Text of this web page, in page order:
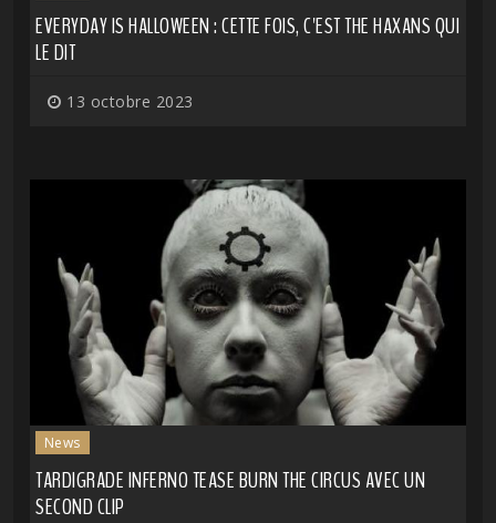
EVERYDAY IS HALLOWEEN : CETTE FOIS, C'EST THE HAXANS QUI
LE DIT
13 octobre 2023
News
TARDIGRADE INFERNO TEASE BURN THE CIRCUS AVEC UN
SECOND CLIP